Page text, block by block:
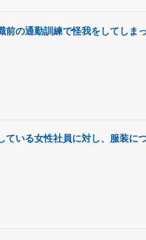
前の通勤訓練で怪我をしてしま
ている女性社員に対し、服装に